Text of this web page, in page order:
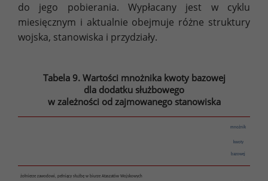
do jego pobierania. Wypłacany jest w cyklu
miesięcznym i aktualnie obejmuje różne struktury
wojska, stanowiska i przydziały.
Tabela 9. Wartości mnożnika kwoty bazowej
dla dodatku służbowego
w zależności od zajmowanego stanowiska
mnożnik
kwoty
bazowej
żołnierze zawodowi, pełniący służbę w biurze Ataszatów Wojskowych